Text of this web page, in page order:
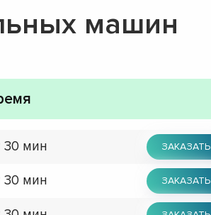
машин
30 мин ЗАКАЗАТЬ
30 мин ЗАКАЗАТЬ